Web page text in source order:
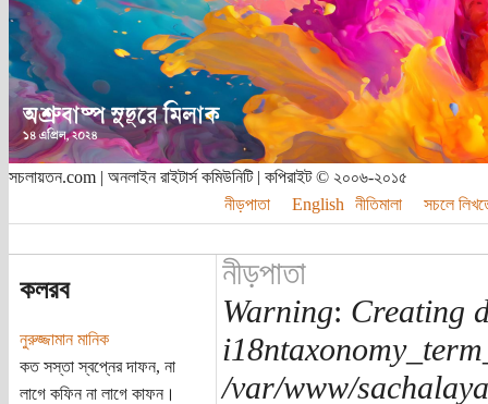
সচলায়তন.com | অনলাইন রাইটার্স কমিউনিটি | কপিরাইট © ২০০৬-২০১৫
নীড়পাতা
English নীতিমালা সচলে
কলরব
নুরুজ্জামান মানিক
কত সস্তা স্বপ্নের দাফন, না
লাগে কফিন না লাগে কাফন।
নীড়পাতা
Warning: Creating
/var/www/